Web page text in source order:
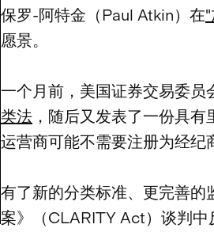
保罗-阿特金（Paul Atkin）在
愿景。
一个月前，美国证券交易委员
类法 ，随后又发表了一份具
运营商可能不需要注册为经纪
有了新的分类标准、更完善
案》（CLARITY Act）谈判中